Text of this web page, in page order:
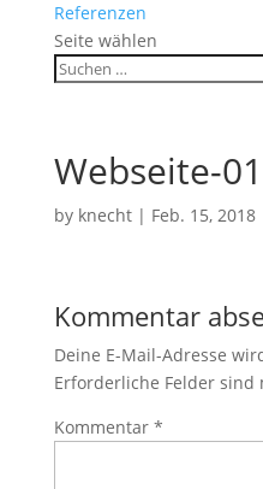
Referenzen
Seite wählen
Webseite-01
by knecht| Feb. 15, 2018
Kommentar
Deine E-Mail-Adresse
Erforderliche Felder sind
Kommentar *